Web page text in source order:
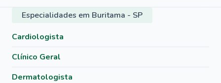
Especialidades em Buritama - SP
Cardiologista
Clínico Geral
Dermatologista